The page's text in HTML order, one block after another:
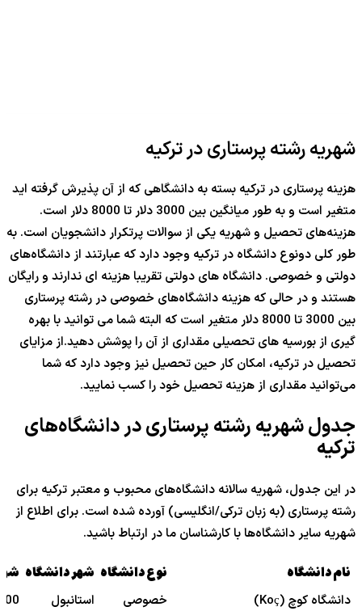
شهریه رشته پرستاری در ترکیه
هزینه پرستاری در ترکیه بسته به دانشگاهی که از آن پذیرش گرفته اید
متغیر است و به طور میانگین بین 3000 دلار تا 8000 دلار است.
هزینه‌های تحصیل و شهریه یکی از سوالات پرتکرار دانشجویان است. به
طور کلی دونوع دانشگاه در ترکیه وجود دارد که عبارتند از دانشگاه‌های
دولتی و خصوصی. دانشگاه های دولتی تقریبا هزینه ای ندارند و رایگان
هستند و در حالی که هزینه دانشگاه‌های خصوصی در رشته پرستاری
بین 3000 تا 8000 دلار متغیر است که البته شما می توانید با بهره
گیری از بورسیه های تحصیلی مقداری از آن را پوشش دهید.از مزایای
تحصیل در ترکیه، امکان کار حین تحصیل نیز وجود دارد که شما
می‌توانید مقداری از هزینه تحصیل خود را کسب نمایید.
جدول شهریه رشته پرستاری در دانشگاه‌های
ترکیه
در این جدول، شهریه سالانه دانشگاه‌های محبوب و معتبر ترکیه برای
رشته پرستاری (به زبان ترکی/انگلیسی) آورده شده است. برای اطلاع از
شهریه سایر دانشگاه‌ها با کارشناسان ما در ارتباط باشید.
نام دانشگاه نوع دانشگاه شهر دانشگاه
دانشگاه کوچ (Koç) خصوصی استانبول